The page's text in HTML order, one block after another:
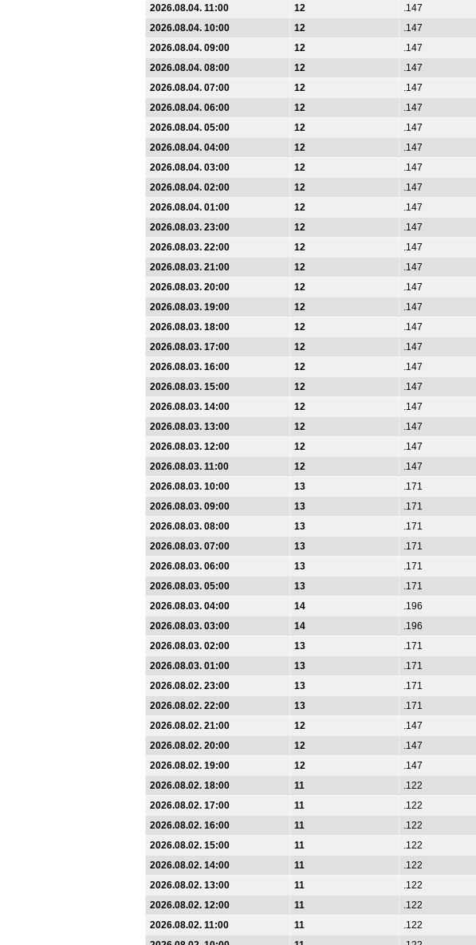
2026.08.04. 11:00
12
.147
2026.08.04. 10:00
12
.147
2026.08.04. 09:00
12
.147
2026.08.04. 08:00
12
.147
2026.08.04. 07:00
12
.147
2026.08.04. 06:00
12
.147
2026.08.04. 05:00
12
.147
2026.08.04. 04:00
12
.147
2026.08.04. 03:00
12
.147
2026.08.04. 02:00
12
.147
2026.08.04. 01:00
12
.147
2026.08.03. 23:00
12
.147
2026.08.03. 22:00
12
.147
2026.08.03. 21:00
12
.147
2026.08.03. 20:00
12
.147
2026.08.03. 19:00
12
.147
2026.08.03. 18:00
12
.147
2026.08.03. 17:00
12
.147
2026.08.03. 16:00
12
.147
2026.08.03. 15:00
12
.147
2026.08.03. 14:00
12
.147
2026.08.03. 13:00
12
.147
2026.08.03. 12:00
12
.147
2026.08.03. 11:00
12
.147
2026.08.03. 10:00
13
.171
2026.08.03. 09:00
13
.171
2026.08.03. 08:00
13
.171
2026.08.03. 07:00
13
.171
2026.08.03. 06:00
13
.171
2026.08.03. 05:00
13
.171
2026.08.03. 04:00
14
.196
2026.08.03. 03:00
14
.196
2026.08.03. 02:00
13
.171
2026.08.03. 01:00
13
.171
2026.08.02. 23:00
13
.171
2026.08.02. 22:00
13
.171
2026.08.02. 21:00
12
.147
2026.08.02. 20:00
12
.147
2026.08.02. 19:00
12
.147
2026.08.02. 18:00
11
.122
2026.08.02. 17:00
11
.122
2026.08.02. 16:00
11
.122
2026.08.02. 15:00
11
.122
2026.08.02. 14:00
11
.122
2026.08.02. 13:00
11
.122
2026.08.02. 12:00
11
.122
2026.08.02. 11:00
11
.122